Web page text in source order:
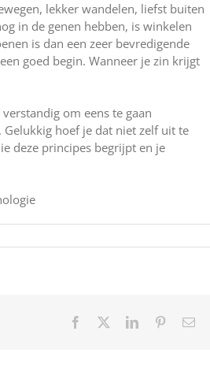
lekker wandelen, liefst buiten
in de genen hebben, is winkelen
is dan een zeer bevredigende
goed begin. Wanneer je zin krijgt
om eens te gaan
hoef je dat niet zelf uit te
deze principes begrijpt en je
Facebook LinkedInPinterest
E-